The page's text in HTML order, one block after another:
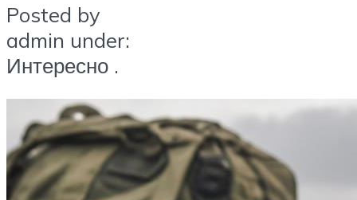
Posted by
admin under:
Интересно .